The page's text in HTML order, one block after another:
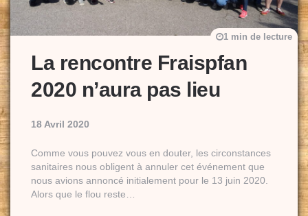
La rencontre Fraispfan
2020 n’aura pas lieu
18 Avril 2020
1 min de lecture
Comme vous pouvez vous en douter, les circonstances
sanitaires nous obligent à annuler cet événement que
nous avions annoncé initialement pour le 13 juin 2020.
Alors que le flou reste…